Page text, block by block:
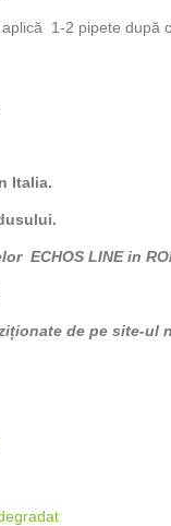
1-2 pipete după
Italia.
ECHOS LINE in
de pe site-ul